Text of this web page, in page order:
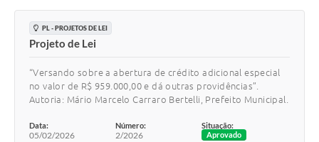
PL - PROJETOS DE LEI
Projeto de Lei
“Versando sobre a abertura de crédito adicional especial
no valor de R$ 959.000,00 e dá outras providências”.
Autoria: Mário Marcelo Carraro Bertelli, Prefeito Municipal.
Data:
05/02/2026
Número:
2/2026
Situação:
Aprovado